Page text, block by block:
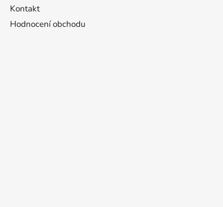
Kontakt
Hodnocení obchodu